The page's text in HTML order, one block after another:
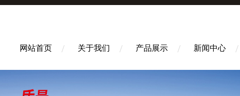
网站首页 关于我们 产品展示 新闻中心